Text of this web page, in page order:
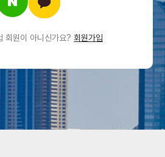
회원이 아니신가요? 회원가입